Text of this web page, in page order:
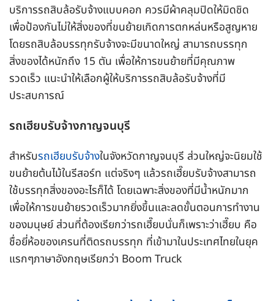
บริการรถสิบล้อรับจ้างแบบคอก ควรมีผ้าคลุมปิดให้มิดชิด
เพื่อป้องกันไม่ให้สิ่งของที่ขนย้ายเกิดการตกหล่นหรือสูญหาย
โดยรถสิบล้อบรรทุกรับจ้างจะมีขนาดใหญ่ สามารถบรรทุก
สิ่งของได้หนักถึง 15 ตัน เพื่อให้การขนย้ายที่มีคุณภาพ
รวดเร็ว แนะนำให้เลือกผู้ให้บริการรถสิบล้อรับจ้างที่มี
ประสบการณ์
รถเฮียบรับจ้างกาญจนบุรี
สำหรับรถเฮียบรับจ้างในจังหวัดกาญจนบุรี ส่วนใหญ่จะนิยมใช้
ขนย้ายต้นไม้ในรีสอร์ท แต่จริงๆ แล้วรถเฮี๊ยบรับจ้างสามารถ
ใช้บรรทุกสิ่งของอะไรก็ได้ โดยเฉพาะสิ่งของที่มีน้ำหนักมาก
เพื่อให้การขนย้ายรวดเร็วมากยิ่งขึ้นและลดขั้นตอนการทำงาน
ของมนุษย์ ส่วนที่ต้องเรียกว่ารถเฮี๊ยบนั่นก็เพราะว่าเฮี๊ยบ คือ
ชื่อยี่ห้อของเครนที่ติดรถบรรทุก ที่เข้ามาในประเทศไทยในยุค
แรกๆภาษาอังกฤษเรียกว่า Boom Truck